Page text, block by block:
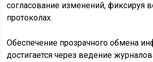
согласование изменений, фиксируя
протоколах.
Обеспечение прозрачного обмена
достигается через ведение